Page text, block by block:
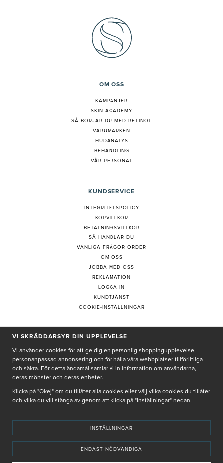
OM OSS
KAMPANJER
SKIN ACADEMY
SÅ BÖRJAR DU MED RETINOL
VARUMÄRKEN
HUDANALYS
BEHANDLING
VÅR PERSONAL
KUNDSERVICE
INTEGRITETSPOLICY
KÖPVILLKOR
BETALNINGSVILLKOR
SÅ HANDLAR DU
VANLIGA FRÅGOR ORDER
OM OSS
JOBBA MED OSS
REKLAMATION
LOGGA IN
KUNDTJÄNST
COOKIE-INSTÄLLNINGAR
PRENUMERERA PÅ NYHETSBREV
Genom att ge min e-post, accepterar jag Seth och Sallyintegritetspolicy
De uppgifter du matar in kommer endast användas till våra nyhetsbrev.
VI SKRÄDDARSYR DIN UPPLEVELSE
Vi använder cookies för att ge dig en personlig shoppingupplevelse,
personanpassad annonsering och för hålla våra webbplatser tillförlitliga
och säkra. För detta ändamål samlar vi in information om användarna,
deras mönster och deras enheter.
Klicka på "Okej" om du tillåter alla cookies eller välj vilka cookies du tillåter
och vilka du vill stänga av genom att klicka på "Inställningar" nedan.
INSTÄLLNINGAR
ENDAST NÖDVÄNDIGA